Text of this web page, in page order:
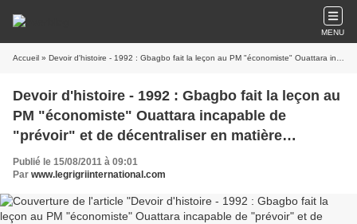
MENU
Accueil » Devoir d'histoire - 1992 : Gbagbo fait la leçon au PM "économiste" Ouattara incapable de "prévoir" et de décentraliser en matière d'éducation
Devoir d'histoire - 1992 : Gbagbo fait la leçon au
PM "économiste" Ouattara incapable de
"prévoir" et de décentraliser en matière
d'éducation
Publié le 15/08/2011 à 09:01
Par www.legrigriinternational.com